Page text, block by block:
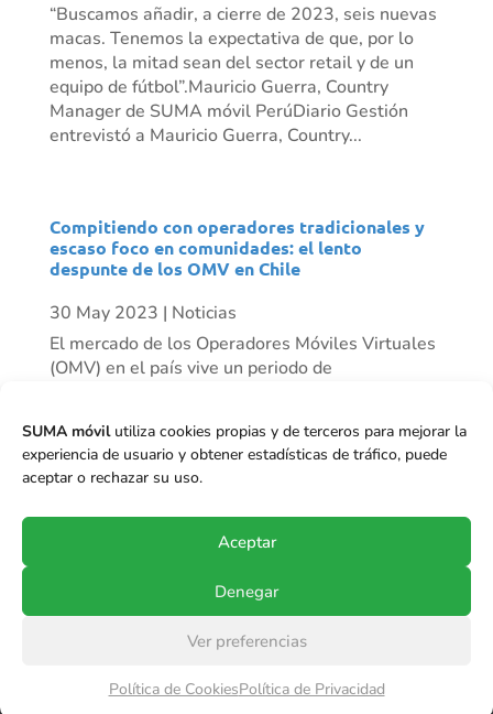
SUMA móvilutiliza cookies propias y de terceros para mejorar la
experiencia de usuario y obtener estadísticas de tráfico, puede
aceptar o rechazar su uso.
Aceptar
Denegar
Ver preferencias
Política de CookiesPolítica de Privacidad
“Buscamos añadir, a cierre de 2023, seis nuevas
macas. Tenemos la expectativa de que, por lo
menos, la mitad sean del sector retail y de un
equipo de fútbol”.Mauricio Guerra, Country
Manager de SUMA móvil PerúDiario Gestión
entrevistó a Mauricio Guerra, Country...
Compitiendo con operadores tradicionales y
escaso foco en comunidades: el lento
despunte de los OMV en Chile
30 May 2023 | Noticias
El mercado de los Operadores Móviles Virtuales
(OMV) en el país vive un periodo de
Mundo Móvil que ha tenido un crecimiento
importante de clientes en el último tiempo, y se
proyecta...
Todos los derechos reservados.